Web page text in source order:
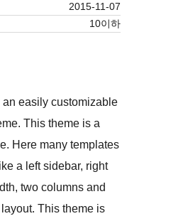
2015-11-07
10이하
easily customizable
This theme is a
Here many templates
a left sidebar, right
two columns and
This theme is